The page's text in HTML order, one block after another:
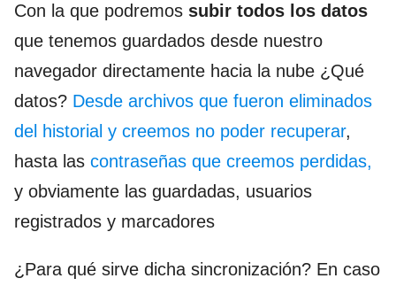
Con la que podremos subir todos los datos
que tenemos guardados desde nuestro
navegador directamente hacia la nube ¿Qué
datos? Desde archivos que fueron eliminados
del historial y creemos no poder recuperar,
hasta las contraseñas que creemos perdidas,
y obviamente las guardadas, usuarios
registrados y marcadores
¿Para qué sirve dicha sincronización? En caso